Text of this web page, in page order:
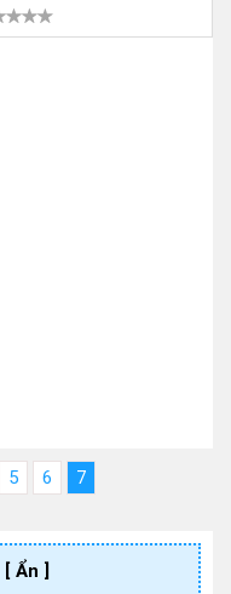
5 6 7
[ Ẩn ]